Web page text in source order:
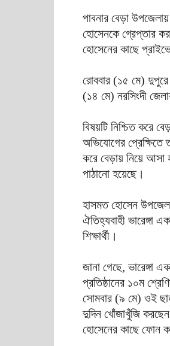
পাবনার বেড়া
হোসেনকে গ্রেপ্তার
হোসেনের কাছে
রোববার (১৫ মে) দুপুরে
(১৪ মে) নরসিংদী
বিষয়টি নিশ্চিত করে
অভিযোগের
করে বেড়ায় নিয়ে আসা
পাঠানো হয়েছে।
হাসমত হোসেন
ঐতিহ্যবাহী ভারেঙ্গা
শিক্ষার্থী।
জানা গেছে, ভারেঙ্গা
প্রতিষ্ঠানের ১০ম
সোমবার (৯ মে) ওই
দুদিন খোঁজাখুঁজি
হোসেনের কাছে ফোন